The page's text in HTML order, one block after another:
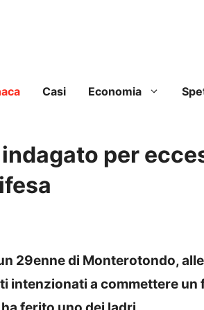
Casi Economia
per
29enne di Monterotondo,
intenzionati a commettere un